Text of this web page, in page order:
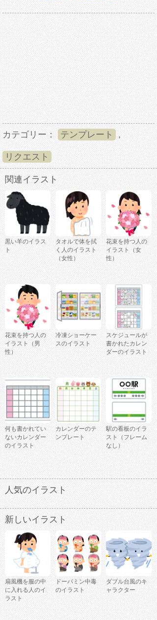
カテゴリー： テンプレート ,
リクエスト
関連イラスト
黒い羊のイラス
ト
タオルで体を拭
く人のイラスト
（女性）
花束を持つ人の
イラスト（女
性）
花束を持つ人の
イラスト（男
性）
冷凍ショーケー
スのイラスト
スケジュールが
書かれたカレン
ダーのイラスト
何も書かれてい
ないカレンダー
のイラスト
カレンダーのテ
ンプレート
駅の看板のイラ
スト（フレーム
なし）
人気のイラスト
新しいイラスト
扇風機を服の中
に入れる人のイ
ラスト
ドーパミン中毒
のイラスト
ダブル台風のキ
ャラクター